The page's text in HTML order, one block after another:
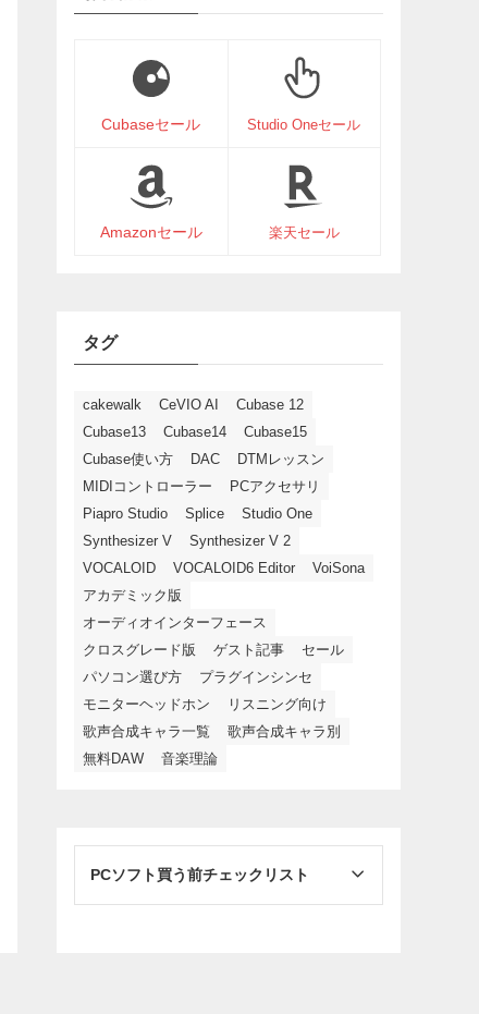
Cubaseセール Studio Oneセール
Amazonセール 楽天セール
タグ
cakewalk CeVIO AI
Cubase 12
Cubase13
Cubase14
Cubase15
Cubase使い方
DAC
DTMレッスン
MIDIコントローラー
PCアクセサリ
Piapro Studio
Splice
Studio One
Synthesizer V
Synthesizer V 2
VOCALOID
VOCALOID6 Editor
VoiSona
アカデミック版
オーディオインターフェース
クロスグレード版
ゲスト記事
セール
パソコン選び方
プラグインシンセ
モニターヘッドホン
リスニング向け
歌声合成キャラ一覧
歌声合成キャラ別
無料DAW
音楽理論
PCソフト買う前チェックリスト